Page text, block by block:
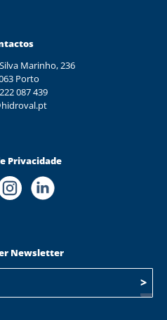
Marinho, 236
Porto
087 439
Privacidade
Newsletter
>